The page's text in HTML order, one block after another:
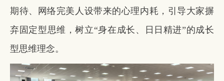
期待、网络完美人设带来的心理内耗，引导大家摒
弃固定型思维，树立“身在成长、日日精进”的成长
型思维理念。